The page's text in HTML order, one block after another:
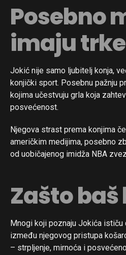
Posebno
imaju
Jokić nije samo ljubitelj konja,
konjički sport. Posebnu pažnju
kojima učestvuju grla koja
posvećenost.
Njegova strast prema konjima
američkim medijima, posebno
od uobičajenog imidža NBA
Zašto
Mnogi koji poznaju Jokića
između njegovog pristupa
– strpljenje, mirnoća i